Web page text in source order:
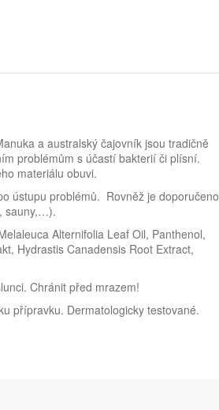
a australský čajovník jsou tradičně
problémům s účastí bakterií či plísní.
materiálu obuvi.
ústupu problémů. Rovněž je doporučeno
sauny,…).
Alternifolia Leaf Oil, Panthenol,
Hydrastis Canadensis Root Extract,
Chránit před mrazem!
přípravku. Dermatologicky testované.